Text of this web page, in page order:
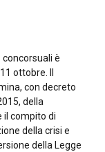
è
ottobre. Il
con decreto
della
il compito di
della crisi e
della Legge